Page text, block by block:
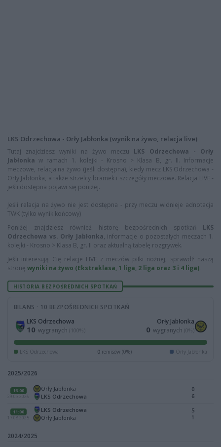
LKS Odrzechowa - Orły Jabłonka (wynik na żywo, relacja live)
Tutaj znajdziesz wyniki na żywo meczu LKS Odrzechowa - Orły
Jabłonka w ramach 1. kolejki - Krosno > Klasa B, gr. II. Informacje
meczowe, relacja na żywo (jeśli dostępna), kiedy mecz LKS Odrzechowa -
Orły Jabłonka, a także strzelcy bramek i szczegóły meczowe. Relacja LIVE -
jeśli dostępna pojawi się poniżej.
Jeśli relacja na żywo nie jest dostępna - przy meczu widnieje adnotacja
TWK (tylko wynik końcowy)
Poniżej znajdziesz również historę bezpośrednich spotkań LKS
Odrzechowa vs. Orły Jabłonka, informacje o pozostałych meczach 1.
kolejki - Krosno > Klasa B, gr. II oraz aktualną tabelę rozgrywek.
Jeśli interesują Cię relacje LIVE z meczów piłki nożnej, sprawdź naszą
stronę wyniki na żywo (Ekstraklasa, 1 liga, 2 liga oraz 3 i 4 liga).
HISTORIA BEZPOŚREDNICH SPOTKAŃ
BILANS · 10 BEZPOŚREDNICH SPOTKAŃ
LKS Odrzechowa
10 wygranych (100%)
Orły Jabłonka
0 wygranych (0%)
LKS Odrzechowa 0remisów (0%) Orły Jabłonka
2025/2026
16:00
29.03.2026
Orły Jabłonka
LKS Odrzechowa
0
6
11:00
17.08.2025
LKS Odrzechowa
Orły Jabłonka
5
1
2024/2025